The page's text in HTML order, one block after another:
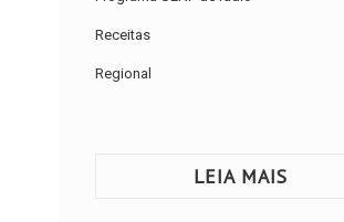
Receitas
Regional
LEIA MAIS